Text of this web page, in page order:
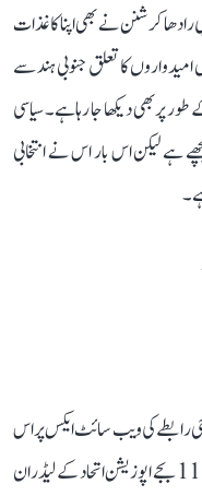
کرشنن نے بھی اپنا کاغذات
امیدواروں کا تعلق جنوبی ہند سے
بھی دیکھا جا رہا ہے۔ سیاسی
ہے لیکن اس بار اس نے انتخابی
رابطے کی ویب سائٹ ایکس پر اس
پروگرام کی تفصیلات شیئر کیں۔ ان کے مطابق صبح 11 بجے اپوزیشن اتحاد کے لیڈران